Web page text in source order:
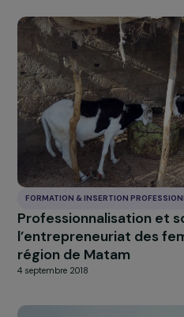
FORMATION & INSERTION
Femmes et Bâtiment
4 septembre 2018